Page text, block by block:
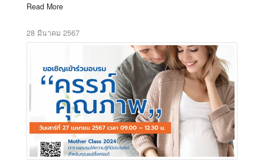
Read More
28 มีนาคม 2567